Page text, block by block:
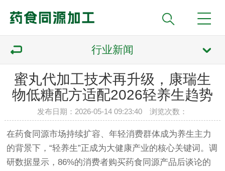
行业新闻
蜜丸代加工技术再升级，康瑞生
物低糖配方适配2026轻养生趋势
发布日期：2026-05-14 09:23:40 浏览次数：
在药食同源市场持续扩容、年轻消费群体成为养生主力
的背景下，“轻养生”正成为大健康产业的核心关键词。调
研数据显示，86%的消费者购买药食同源产品后谈论的